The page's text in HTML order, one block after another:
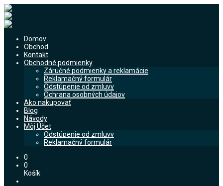
Domov
Obchod
Kontakt
Obchodné podmienky
Záručné podmienky a reklamácie
Reklamačný formulár
Odstúpenie od zmluvy
Ochrana osobných údajov
Ako nakupovať
Blog
Návody
Môj Účet
Odstúpenie od zmluvy
Reklamačný formulár
0
0
Košík